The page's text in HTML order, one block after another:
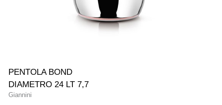
PENTOLA BOND
DIAMETRO 24 LT 7,7
Giannini